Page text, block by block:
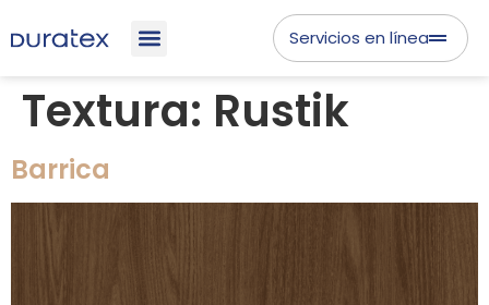
Servicios en línea
Textura: Rustik
Barrica​